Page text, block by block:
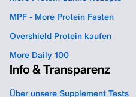
MPF - More Protein Fasten
Overshield Protein kaufen
More Daily 100
Info & Transparenz
Über unsere Supplement Tests